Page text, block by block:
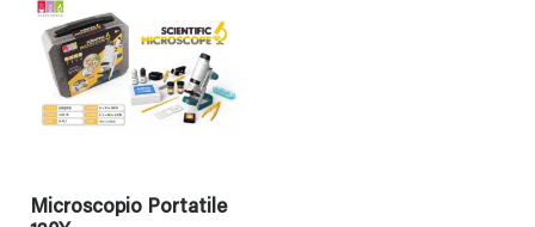
Microscopio Portatile